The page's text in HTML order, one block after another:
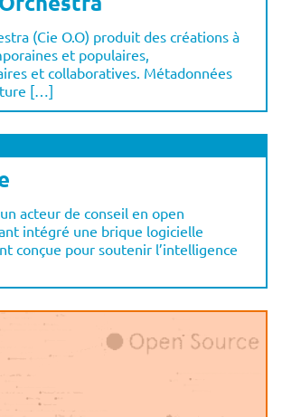
(Cie O.O) produit des créations à
et populaires,
et collaboratives. Métadonnées
[…]
acteur de conseil en open
intégré une brique logicielle
conçue pour soutenir l’intelligence